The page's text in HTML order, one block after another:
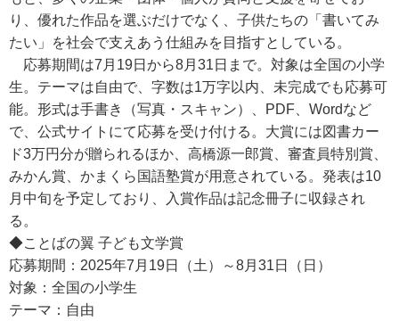
り、優れた作品を選ぶだけでなく、子供たちの「書いてみ
たい」を社会で支えあう仕組みを目指すとしている。
応募期間は7月19日から8月31日まで。対象は全国の小学
生。テーマは自由で、字数は1万字以内、未完成でも応募可
能。形式は手書き（写真・スキャン）、PDF、Wordなど
で、公式サイトにて応募を受け付ける。大賞には図書カー
ド3万円分が贈られるほか、高橋源一郎賞、審査員特別賞、
みかん賞、かまくら国語塾賞が用意されている。発表は10
月中旬を予定しており、入賞作品は記念冊子に収録され
る。
◆ことばの翼 子ども文学賞
応募期間：2025年7月19日（土）～8月31日（日）
対象：全国の小学生
テーマ：自由